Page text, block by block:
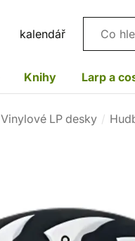
kalendář
Knihy Larp a
Vinylové LP desky